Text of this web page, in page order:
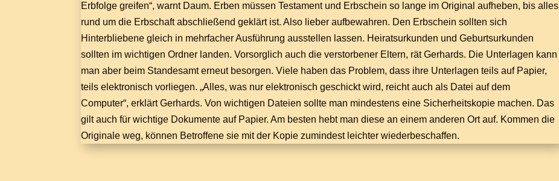
Erbfolge greifen“, warnt Daum. Erben müssen Testament und Erbschein so lange im Original aufheben, bis alles
rund um die Erbschaft abschließend geklärt ist. Also lieber aufbewahren. Den Erbschein sollten sich
Hinterbliebene gleich in mehrfacher Ausführung ausstellen lassen. Heiratsurkunden und Geburtsurkunden
sollten im wichtigen Ordner landen. Vorsorglich auch die verstorbener Eltern, rät Gerhards. Die Unterlagen kann
man aber beim Standesamt erneut besorgen. Viele haben das Problem, dass ihre Unterlagen teils auf Papier,
teils elektronisch vorliegen. „Alles, was nur elektronisch geschickt wird, reicht auch als Datei auf dem
Computer“, erklärt Gerhards. Von wichtigen Dateien sollte man mindestens eine Sicherheitskopie machen. Das
gilt auch für wichtige Dokumente auf Papier. Am besten hebt man diese an einem anderen Ort auf. Kommen die
Originale weg, können Betroffene sie mit der Kopie zumindest leichter wiederbeschaffen.